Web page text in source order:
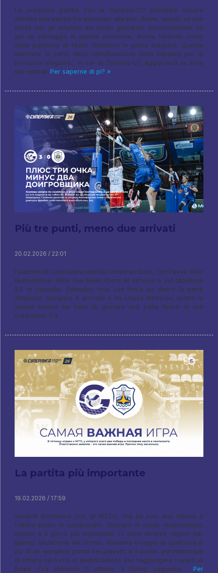
La prossima partita con la Dynamo-LO potrebbe essere
definita una partita tra avversari alla pari (Bene, quasi), se non
fosse per gli infortuni dei nostri giocatori. Sosnovoborets ha
già un vantaggio in questa posizione, anche tenendo conto
della partenza di Fedor Voronkov in piena stagione. Questa
manovra fa parte della ristrutturazione della squadra per la
prossima stagione., in cui la Dynamo-LO aggiornerà la linea
dei centrali Per saperne di pi? »
Più tre punti, meno due arrivati
20.02.2026 / 22:01
I padroni di casa hanno iniziato come un boss, con l'asso Slavi
Kostadinova. Altre due palle libere al servizio e sul tabellone
5:1. In risposta, Shkredov vola con forza da dietro la parte
anteriore: Ganenko è arrivato e ha chiuso Nikiforov, inoltre lo
stesso Maxim ha finito di giocare una palla libera di sua
creazione, 5:4.
La partita più importante
19.02.2026 / 17:59
Venerdì giochiamo con gli MSTU, che ha solo due vittorie e
l'ultimo posto in campionato. Dichiaro in modo responsabile:
questo è il gioco più importante. Ci sono diverse ragioni per
questo. Situazione del torneo. Abbiamo bisogno di qualcosa di
più di un semplice posto nei playoff, e il posto, permettendoti
di lottare nel turno di qualificazione per raggiungere i quarti di
finale. Ora abbiamo 11 vittorie, a Gorkij, seguente - Per